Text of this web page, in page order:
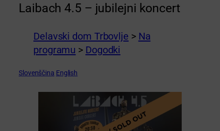
Laibach 4.5 – jubilejni koncert
Delavski dom Trbovlje > Na
programu > Dogodki
Slovenščina English